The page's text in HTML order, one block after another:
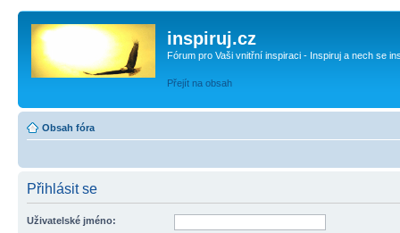
inspiruj.cz
Fórum pro Vaši vnitřní inspiraci - Inspiruj a nech se
Přejít na obsah
Obsah fóra
Přihlásit se
Uživatelské jméno: